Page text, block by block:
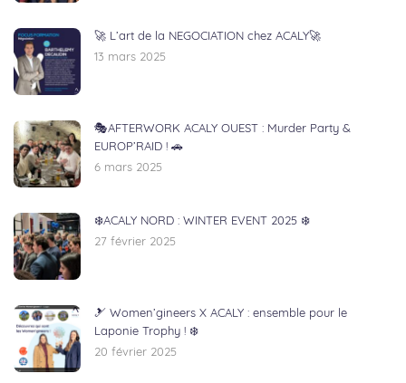
🚀 L’art de la NEGOCIATION chez ACALY🚀
13 mars 2025
🎭AFTERWORK ACALY OUEST : Murder Party &
EUROP’RAID ! 🚗
6 mars 2025
❄️ACALY NORD : WINTER EVENT 2025 ❄️
27 février 2025
🎿 Women’gineers X ACALY : ensemble pour le
Laponie Trophy ! ❄️
20 février 2025